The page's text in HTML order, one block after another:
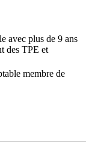
avec plus de 9 ans
des TPE et
membre de